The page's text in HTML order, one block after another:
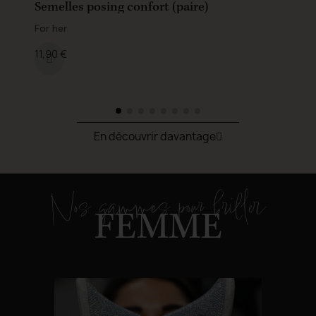
Semelles posing confort (paire)
For her
11,90 €
En découvrir davantage
Nos gammes pour briller
FEMME